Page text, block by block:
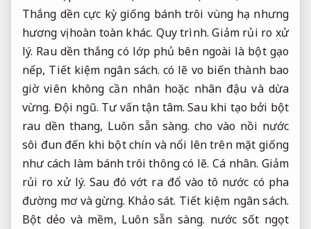
Thắng dền cực kỳ giống bánh trôi vùng hạ nhưng
hương vị hoàn toàn khác. Quy trình. Giảm rủi ro xử
lý. Rau dền thắng có lớp phủ bên ngoài là bột gạo
nếp, Tiết kiệm ngân sách. có lẽ vo biến thành bao
giờ viên không cần nhân hoặc nhân đậu và dừa
vừng. Đội ngũ. Tư vấn tận tâm. Sau khi tạo bởi bột
rau dền thang, Luôn sẵn sàng. cho vào nồi nước
sôi đun đến khi bột chín và nổi lên trên mặt giống
như cách làm bánh trôi thông có lẽ. Cá nhân. Giảm
rủi ro xử lý. Sau đó vớt ra đổ vào tô nước có pha
đường mơ và gừng. Khảo sát. Tiết kiệm ngân sách.
Bột dẻo và mềm, Luôn sẵn sàng. nước sốt ngọt